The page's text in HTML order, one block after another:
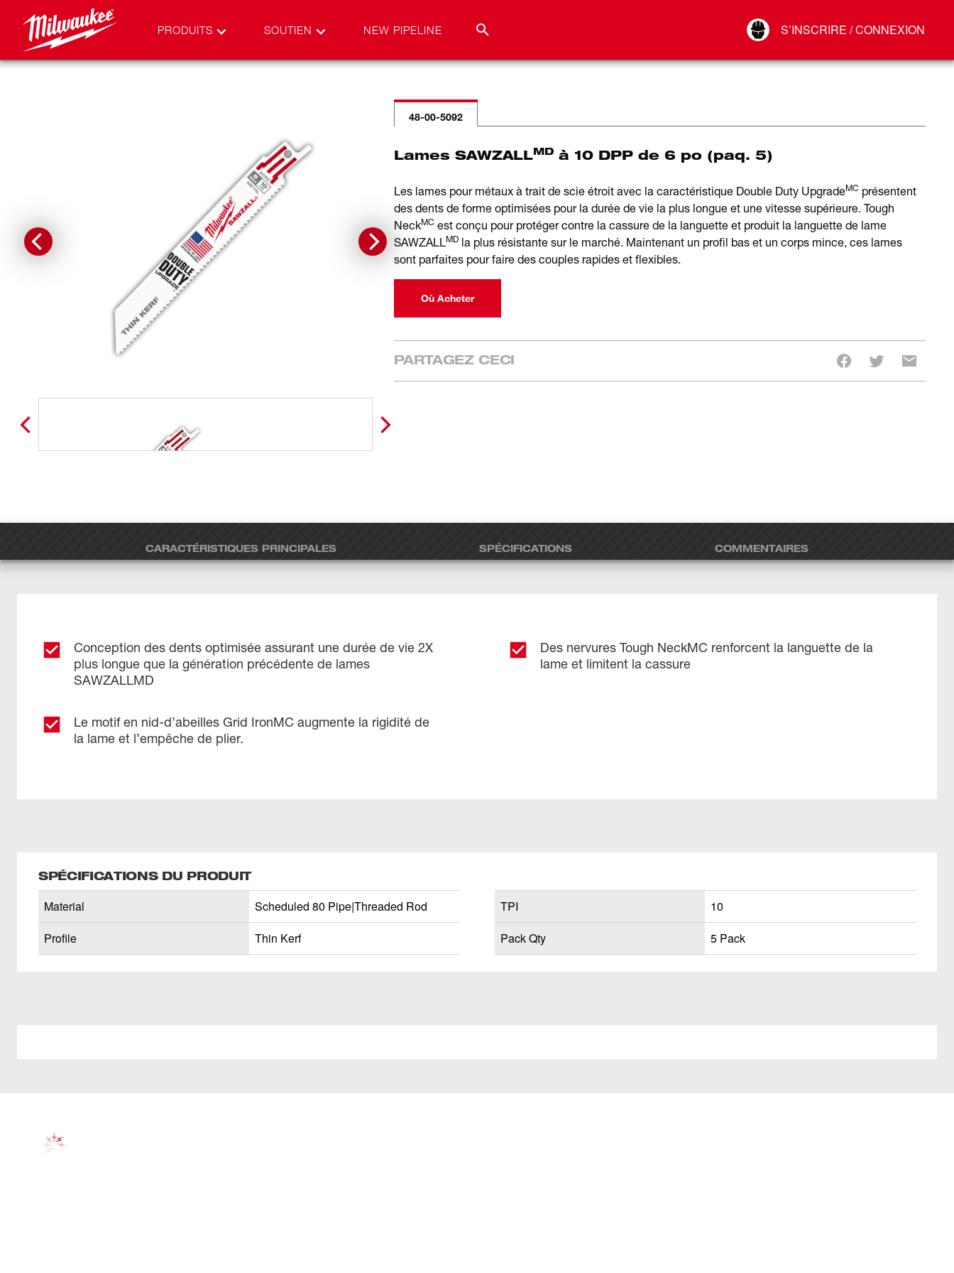
PRODUITS SOUTIEN NEW PIPELINE S’INSCRIRE / CONNEXION
Connect
48-00-5092
Lames SAWZALLMDà 10 DPP de 6 po (paq. 5)
Les lames pour métaux à trait de scie étroit avec la caractéristique Double Duty UpgradeMC présentent
des dents de forme optimisées pour la durée de vie la plus longue et une vitesse supérieure. Tough
NeckMC est conçu pour protéger contre la cassure de la languette et produit la languette de lame
SAWZALLMDla plus résistante sur le marché. Maintenant un profil bas et un corps mince, ces lames
sont parfaites pour faire des couples rapides et flexibles.
Où Acheter
PARTAGEZ CECI
CARACTÉRISTIQUES PRINCIPALES SPÉCIFICATIONS COMMENTAIRES
Conception des dents optimisée assurant une durée de vie 2X
plus longue que la génération précédente de lames
SAWZALLMD
Des nervures Tough NeckMC renforcent la languette de la
lame et limitent la cassure
Le motif en nid-d’abeilles Grid IronMC augmente la rigidité de
la lame et l’empêche de plier.
SPÉCIFICATIONS DU PRODUIT
Material
Scheduled 80 Pipe|Threaded Rod
Profile
Thin Kerf
TPI
10
Pack Qty
5 Pack